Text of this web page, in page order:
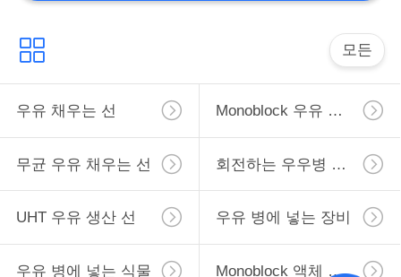
를
요
구
하
십
시
monoblock 액체 충
전물 기계
8
모든
우유 채우는 선 Monoblock 우유 채우는 선
무균 우유 채우는 선 회전하는 우우병 채우는 선
UHT 우유 생산 선 우유 병에 넣는 장비
우유 병에 넣는 식물 Monoblock 액체 충전물 기계